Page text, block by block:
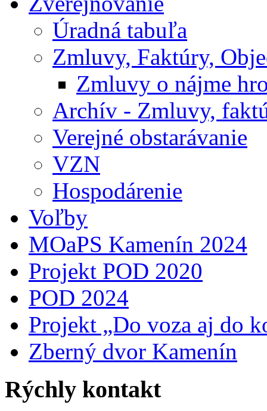
Úradná tabuľa
Zmluvy, Faktúry,
Zmluvy o nájme
Archív - Zmluvy,
Verejné obstarávanie
VZN
Hospodárenie
Voľby
MOaPS Kamenín 2024
Projekt POD 2020
POD 2024
Projekt „Do voza aj do
Zberný dvor Kamenín
Rýchly kontakt